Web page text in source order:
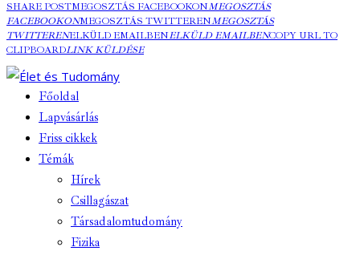
SHARE POSTMEGOSZTÁS FACEBOOKONMEGOSZTÁS
FACEBOOKONMEGOSZTÁS TWITTERENMEGOSZTÁS
TWITTERENELKÜLD EMAILBENELKÜLD EMAILBENCOPY URL TO
CLIPBOARDLINK KÜLDÉSE
Főoldal
Lapvásárlás
Friss cikkek
Témák
Hírek
Csillagászat
Társadalomtudomány
Fizika